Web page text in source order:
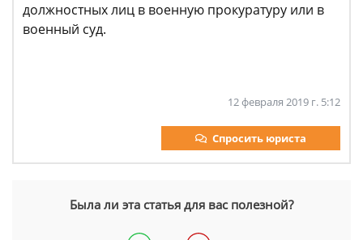
должностных лиц в военную прокуратуру или в
военный суд.
12 февраля 2019 г. 5:12
Спросить юриста
Была ли эта статья для вас полезной?